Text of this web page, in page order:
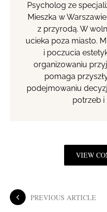
Psycholog ze
Mieszka w
z przyrodą. W
ucieka poza miasto.
i poczucia
organizowaniu
pomaga
podejmowaniu
potrzeb i
VIEW
PREVIOUS ARTICLE